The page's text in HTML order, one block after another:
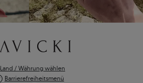
Land / Währung wählen
Barrierefreiheitsmenü